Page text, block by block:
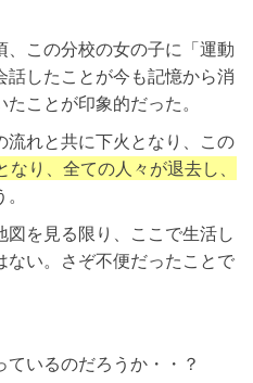
この分校の女の子に「運動
したことが今も記憶から消
ことが印象的だった。
れと共に下火となり、この
り、全ての人々が退去し、
を見る限り、ここで生活し
い。さぞ不便だったことで
いるのだろうか・・？